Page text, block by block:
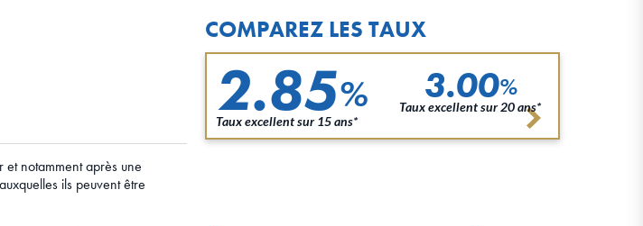
notamment après une
ils peuvent être
COMPAREZ LES TAUX
2.85%
Taux excellent sur 15 ans*
3.00%
Taux excellent sur 20 ans*